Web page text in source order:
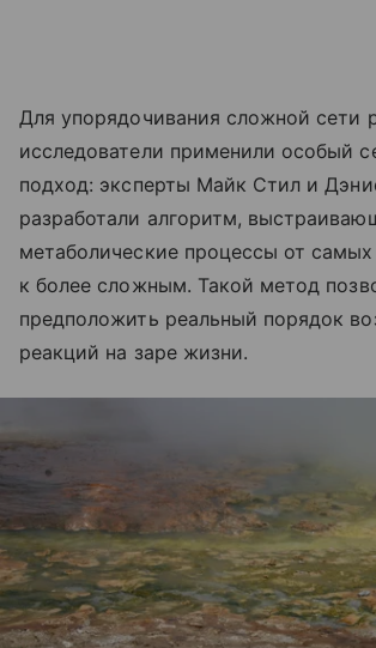
Для упорядочивания сложной сети
исследователи применили особый
подход: эксперты Майк Стил и
разработали алгоритм,
метаболические процессы от
к более сложным. Такой метод
предположить реальный порядок
реакций на заре жизни.